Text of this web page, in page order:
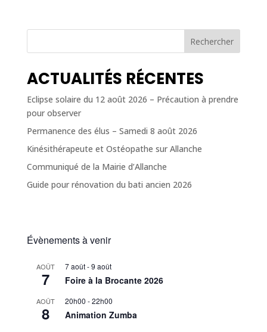
Rechercher
ACTUALITÉS RÉCENTES
Eclipse solaire du 12 août 2026 – Précaution à prendre
pour observer
Permanence des élus – Samedi 8 août 2026
Kinésithérapeute et Ostéopathe sur Allanche
Communiqué de la Mairie d’Allanche
Guide pour rénovation du bati ancien 2026
Évènements à venir
AOÛT
7
7 août-9 août
Foire à la Brocante 2026
AOÛT
8
20h00 -22h00
Animation Zumba